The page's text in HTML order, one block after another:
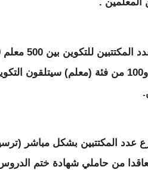
رئيسي) و100 من فئة (معلم)
من حاملي شهادة ختم الدروس